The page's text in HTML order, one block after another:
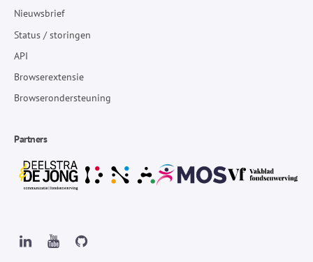
Nieuwsbrief
Status / storingen
API
Browserextensie
Browserondersteuning
Partners